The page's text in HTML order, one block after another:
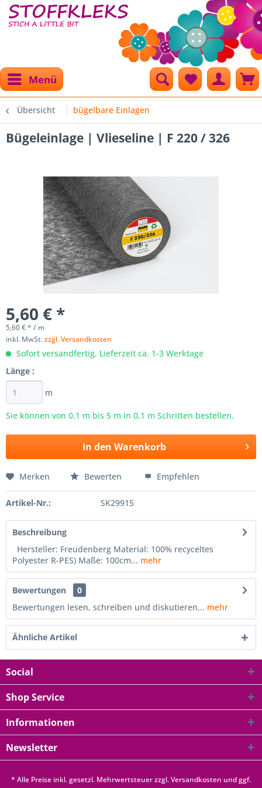
Menü
Übersicht bügelbare Einlagen
Bügeleinlage | Vlieseline | F 220 / 326
5,60 € *
5,60 € * / m
inkl. MwSt.zzgl. Versandkosten
Sofort versandfertig, Lieferzeit ca. 1-3 Werktage
Länge :
m
Sie können von 0,1 m bis 5 m in 0,1 m Schritten bestellen.
In den Warenkorb
Merken Bewerten Empfehlen
Artikel-Nr.: SK29915
Beschreibung
Hersteller: Freudenberg Material: 100% recyceltes
Polyester R-PES) Maße: 100cm... mehr
Bewertungen
0
Bewertungen lesen, schreiben und diskutieren... mehr
Ähnliche Artikel
Social
Shop Service
Informationen
Newsletter
* Alle Preise inkl. gesetzl. Mehrwertsteuer zzgl.Versandkosten und ggf.